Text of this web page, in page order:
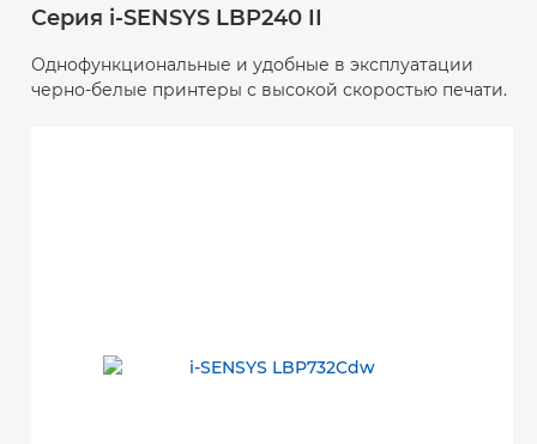
Серия i-SENSYS LBP240 II
Однофункциональные и удобные в эксплуатации
черно-белые принтеры с высокой скоростью печати.